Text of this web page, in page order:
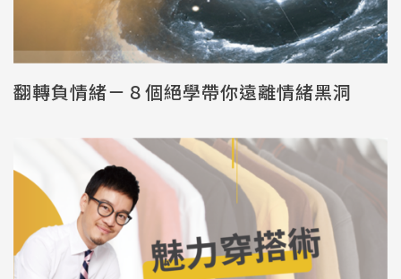
翻轉負情緒－８個絕學帶你遠離情緒黑洞